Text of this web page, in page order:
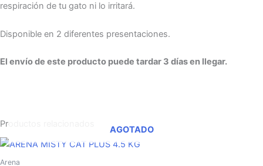
respiración de tu gato ni lo irritará.
Disponible en 2 diferentes presentaciones.
El envío de este producto puede tardar 3 días en llegar.
Productos relacionados
AGOTADO
Arena